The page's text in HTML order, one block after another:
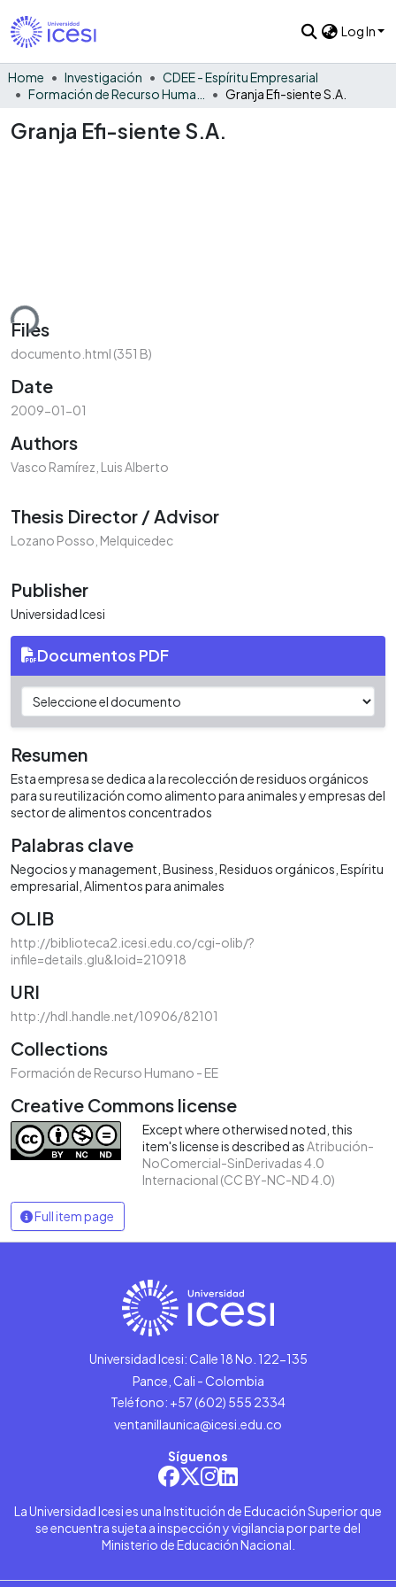
Log In
Home Investigación
CDEE - Espíritu Empresarial
Granja Efi-siente S.A.
Granja Efi-siente S.A.
Files
documento.html (351 B)
Date
2009-01-01
Authors
Vasco Ramírez, Luis Alberto
Thesis Director / Advisor
Lozano Posso, Melquicedec
Publisher
Universidad Icesi
Documentos PDF
Resumen
Esta empresa se dedica a la recolección de residuos orgánicos
para su reutilización como alimento para animales y empresas del
sector de alimentos concentrados
Palabras clave
Negocios y management Business Residuos orgánicos Espíritu
empresarial Alimentos para animales
OLIB
http://biblioteca2.icesi.edu.co/cgi-olib/?
infile=details.glu&loid=210918
URI
http://hdl.handle.net/10906/82101
Collections
Formación de Recurso Humano - EE
Creative Commons license
Except where otherwised noted, this
item's license is described asAtribución-
NoComercial-SinDerivadas 4.0
Internacional (CC BY-NC-ND 4.0)
Full item page
Universidad Icesi: Calle 18 No. 122-135
Pance, Cali - Colombia
Teléfono: +57 (602) 555 2334
ventanillaunica@icesi.edu.co
Síguenos
La Universidad Icesi es una Institución de Educación Superior que
se encuentra sujeta a inspección y vigilancia por parte del
Ministerio de Educación Nacional.